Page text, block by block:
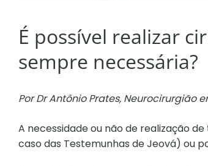
É possível realizar
sempre necessária?
Por Dr Antônio Prates, Neurocirurgião
A necessidade ou não de realização
caso das Testemunhas de Jeová) ou